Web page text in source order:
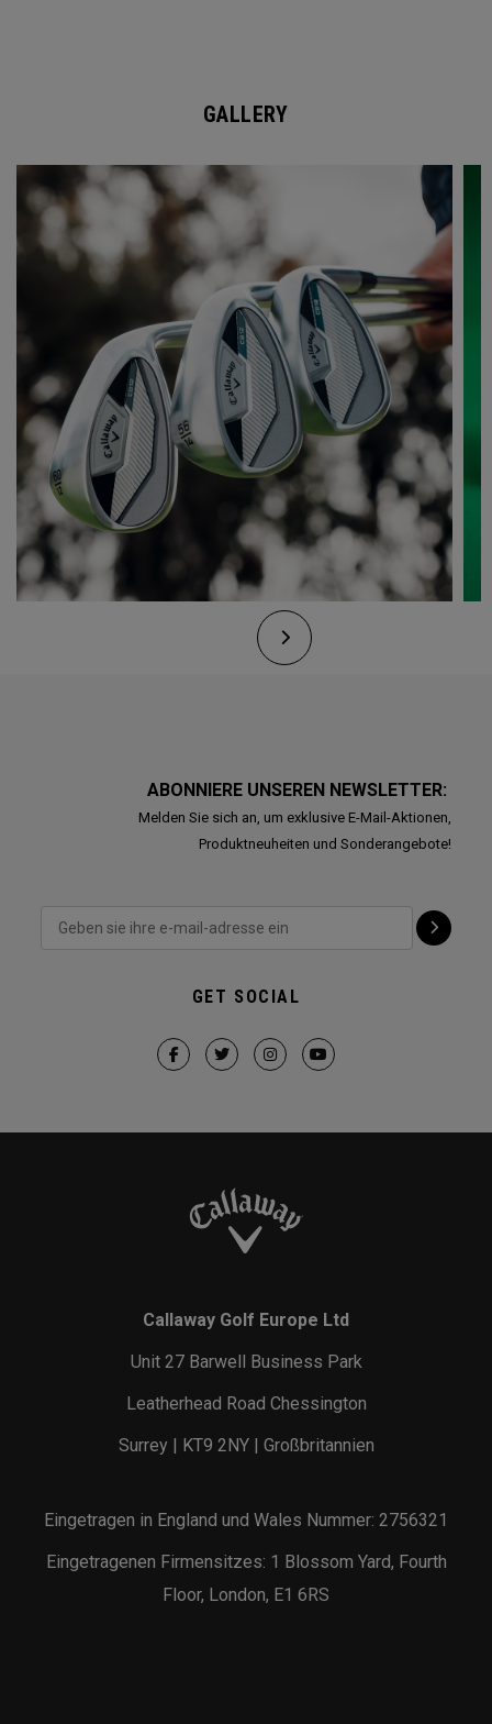
GALLERY
ABONNIERE UNSEREN NEWSLETTER:
Melden Sie sich an, um exklusive E-Mail-Aktionen,
Produktneuheiten und Sonderangebote!
GET SOCIAL
Callaway Golf Europe Ltd
Unit 27 Barwell Business Park
Leatherhead Road Chessington
Surrey | KT9 2NY | Großbritannien
Eingetragen in England und Wales Nummer: 2756321
Eingetragenen Firmensitzes: 1 Blossom Yard, Fourth
Floor, London, E1 6RS